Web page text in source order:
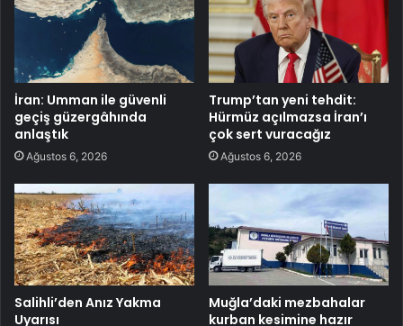
İran: Umman ile güvenli
geçiş güzergâhında
anlaştık
Ağustos 6, 2026
Trump’tan yeni tehdit:
Hürmüz açılmazsa İran’ı
çok sert vuracağız
Ağustos 6, 2026
Salihli’den Anız Yakma
Uyarısı
Muğla’daki mezbahalar
kurban kesimine hazır